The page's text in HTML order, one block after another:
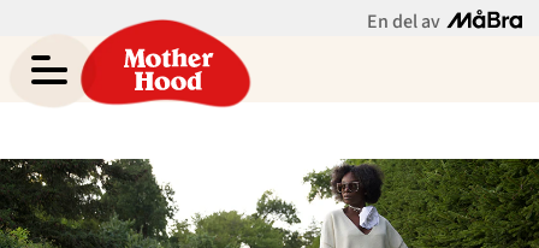
En del av
Bebis & Småbarn
Chrystelle Eriksberger